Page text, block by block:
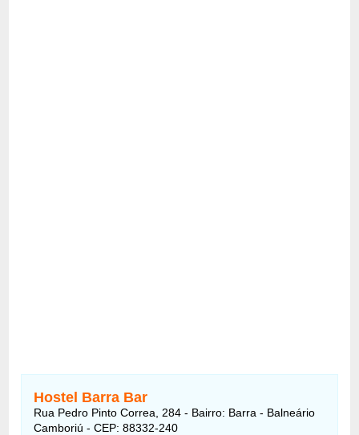
Hostel Barra Bar
Rua Pedro Pinto Correa, 284 - Bairro: Barra - Balneário
Camboriú - CEP: 88332-240